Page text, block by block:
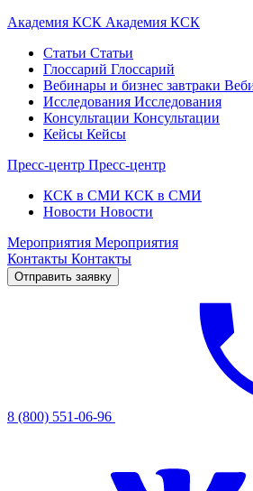
Академия КСК Академия КСК
Статьи Статьи
Глоссарий Глоссарий
Вебинары и бизнес завтраки
Исследования Исследования
Консультации Консультации
Кейсы Кейсы
Пресс-центр Пресс-центр
КСК в СМИ КСК в СМИ
Новости Новости
Мероприятия Мероприятия
Контакты Контакты
Отправить заявку
8 (800) 551-06-96